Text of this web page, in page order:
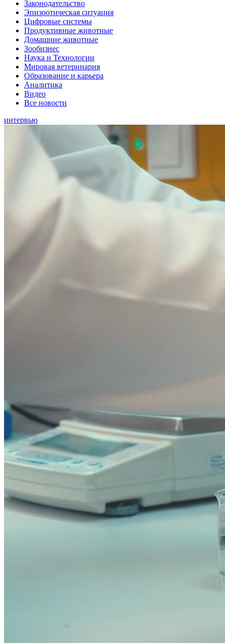
Законодательство
Эпизоотическая ситуация
Цифровые системы
Продуктивные животные
Домашние животные
Зообизнес
Наука и Технологии
Мировая ветеринария
Образование и карьера
Аналитика
Видео
Все новости
интервью